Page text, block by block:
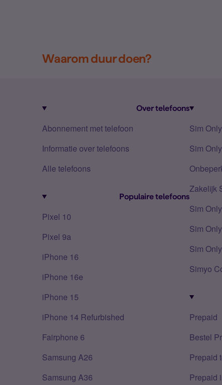
Waarom duur doen?
Over telefoons
Abonnement met telefoon
Informatie over telefoons
Alle telefoons
Populaire telefoons
Pixel 10
Pixel 9a
iPhone 16
iPhone 16e
iPhone 15
iPhone 14 Refurbished
Fairphone 6
Samsung A26
Samsung A36
Sim Only
Sim
Zakelijk
Sim
Sim
Sim
Simyo
Prepaid
Bestel
Prepaid
Prepaid